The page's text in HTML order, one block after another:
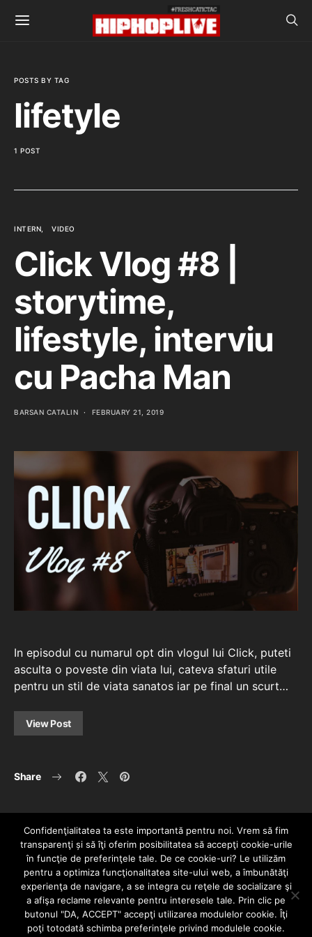
POSTS BY TAG
lifetyle
1 POST
INTERN VIDEO
Click Vlog #8 |
storytime,
lifestyle, interviu
cu Pacha Man
BARSAN CATALIN FEBRUARY 21, 2019
In episodul cu numarul opt din vlogul lui Click, puteti
asculta o poveste din viata lui, cateva sfaturi utile
pentru un stil de viata sanatos iar pe final un scurt…
View Post
Share
HOME CONTACT POLITICĂ DE CONFIDENȚIALITATE
Since 2005 | Copyright by HIPHOPLIVE
Confidenţialitatea ta este importantă pentru noi. Vrem să fim
transparenţi și să îţi oferim posibilitatea să accepţi cookie-urile
în funcţie de preferinţele tale. De ce cookie-uri? Le utilizăm
pentru a optimiza funcţionalitatea site-ului web, a îmbunătăţi
experienţa de navigare, a se integra cu reţele de socializare şi
a afişa reclame relevante pentru interesele tale. Prin clic pe
butonul "DA, ACCEPT" accepţi utilizarea modulelor cookie. Îţi
poţi totodată schimba preferinţele privind modulele cookie.